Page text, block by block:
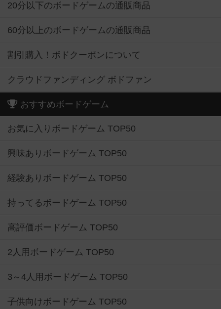
20分以下のボードゲームの通販商品
60分以上のボードゲームの通販商品
割引購入！ボドクーポンについて
クラウドファンディング ボドファン
おすすめボードゲーム
お気に入りボードゲーム TOP50
興味ありボードゲーム TOP50
経験ありボードゲーム TOP50
持ってるボードゲーム TOP50
高評価ボードゲーム TOP50
2人用ボードゲーム TOP50
3～4人用ボードゲーム TOP50
子供向けボードゲーム TOP50